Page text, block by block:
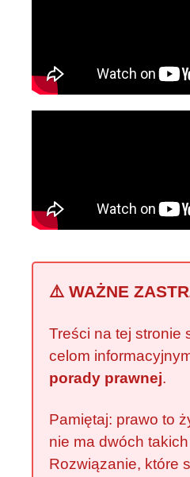
⚠️ WAŻNE
Treści na tej stronie
celom
porady prawnej.
Pamiętaj: prawo to
nie ma dwóch
Rozwiązanie, które